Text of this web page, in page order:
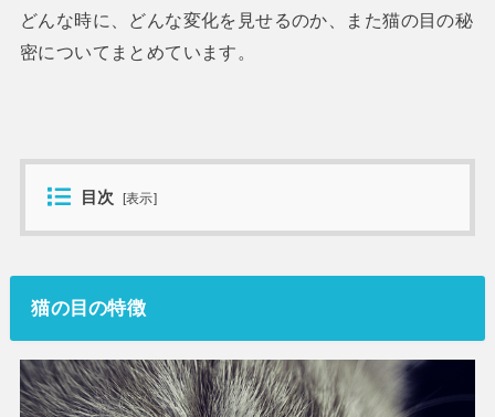
どんな時に、どんな変化を見せるのか、また猫の目の秘
密についてまとめています。
目次 [表示]
猫の目の特徴